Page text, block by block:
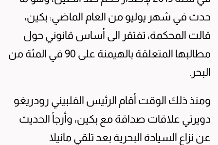
حدث في شهر يوليو من العام الماضي: بكين،
قالت المحكمة، تفتقر الى أساس قانوني حول
مطالبها المتعلقة بالهيمنة على 90 في المئة من
البحر.
ومنذ ذلك الوقت أقام الرئيس الفلبيني رودريغو
دويرتي علاقات صداقة مع بكين، وأرجأ الحديث
عن نزاع السيادة البحرية بعد تلقي مانيلا